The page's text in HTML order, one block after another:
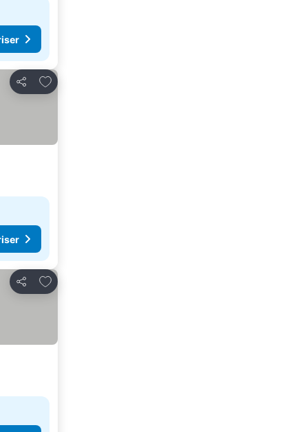
Dela
Lägg till i Mina Favoriter
Dela
Lägg till i Mina Favoriter